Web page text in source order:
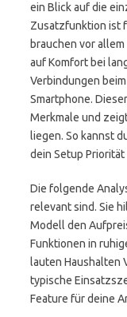
ein Blick auf die
Zusatzfunktion ist
brauchen vor
auf Komfort bei
Verbindungen
Smartphone.
Merkmale und
liegen. So kannst
dein Setup Priorität
Die folgende
relevant sind. Sie
Modell den
Funktionen in
lauten Haushalten
typische
Feature für deine